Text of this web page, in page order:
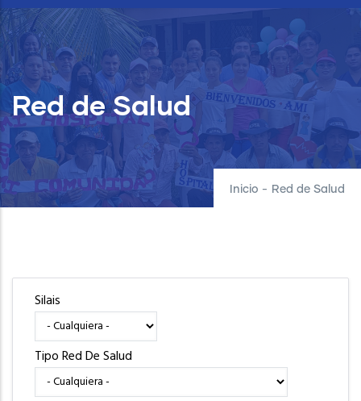
Red de Salud
Inicio - Red de Salud
Silais
Tipo Red De Salud